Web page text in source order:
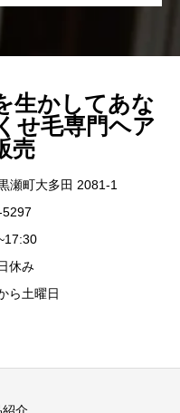
生かしてあな
せ毛専門ヘア
売
瀬町大多田 2081-1
休み
ら土曜日